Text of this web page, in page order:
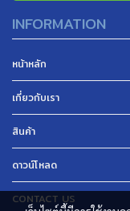
INFORMATION
หน้าหลัก
เกี่ยวกับเรา
สินค้า
ดาวน์โหลด
CONTACT US